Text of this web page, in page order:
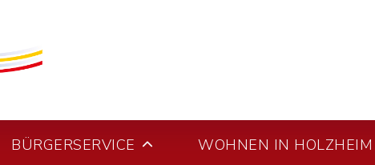
BÜRGERSERVICE WOHNEN IN HOLZHEIM